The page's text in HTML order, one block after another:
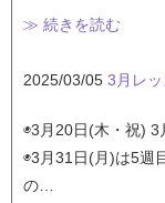
≫ 続きを読む
2025/03/05 3月レ
◉3月20日(木・祝) 3
◉3月31日(月)は5週
の…